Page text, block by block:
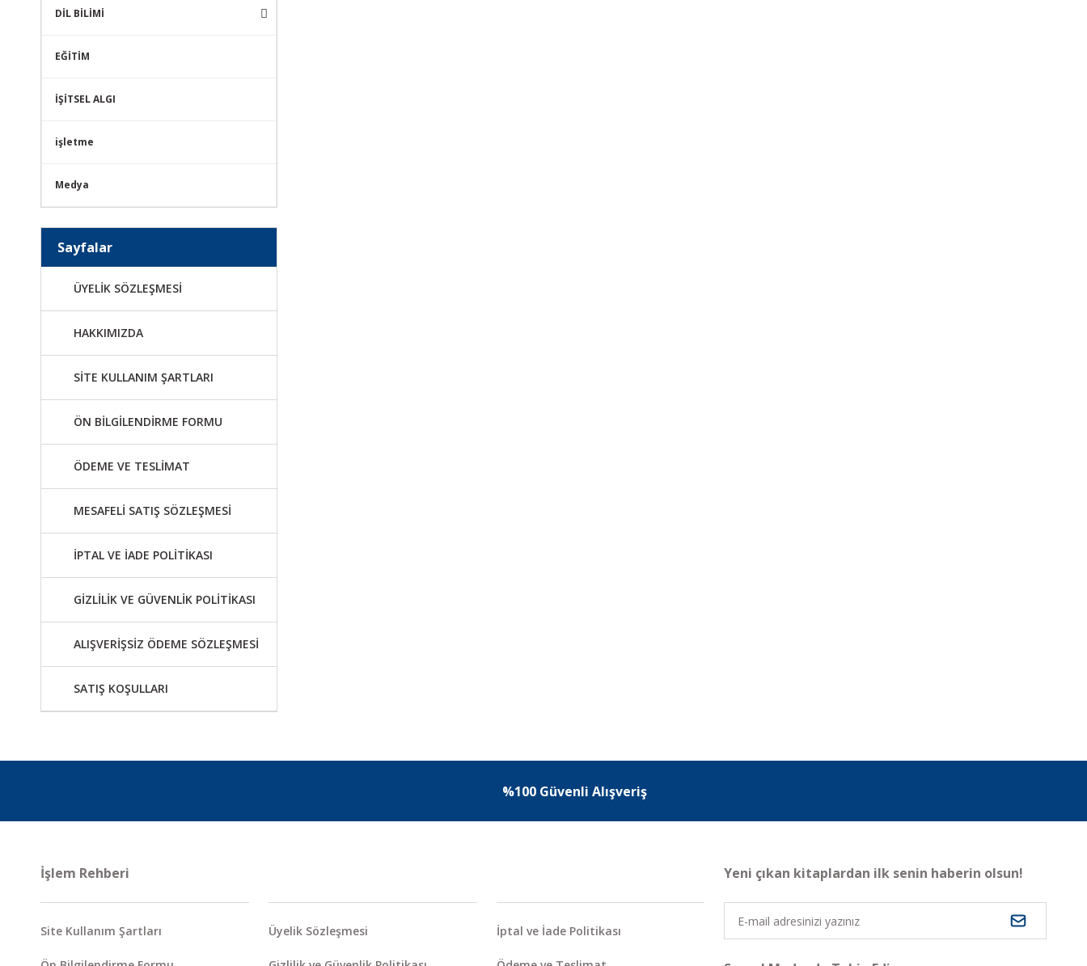
DİL BİLİMİ
EĞİTİM
İŞİTSEL ALGI
işletme
Medya
Sayfalar
ÜYELİK SÖZLEŞMESİ
HAKKIMIZDA
SİTE KULLANIM ŞARTLARI
ÖN BİLGİLENDİRME FORMU
ÖDEME VE TESLİMAT
MESAFELİ SATIŞ SÖZLEŞMESİ
İPTAL VE İADE POLİTİKASI
GİZLİLİK VE GÜVENLİK POLİTİKASI
ALIŞVERİŞSİZ ÖDEME SÖZLEŞMESİ
SATIŞ KOŞULLARI
%100 Güvenli Alışveriş
İşlem Rehberi
Site Kullanım Şartları Üyelik Sözleşmesi İptal ve İade Politikası
Yeni çıkan kitaplardan ilk senin haberin olsun!